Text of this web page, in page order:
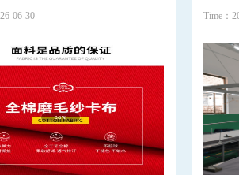
06-30 Time：